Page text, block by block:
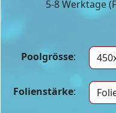
5-8 Werktage
Poolgrösse:
Folienstärke: